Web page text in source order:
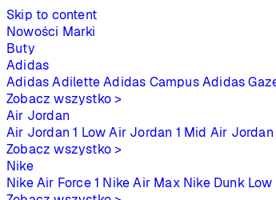
Skip to content
Nowości Marki
Buty
Adidas
Adidas Adilette Adidas Campus Adidas
Zobacz wszystko >
Air Jordan
Air Jordan 1 Low Air Jordan 1 Mid Air Jordan
Zobacz wszystko >
Nike
Nike Air Force 1 Nike Air Max Nike Dunk Low